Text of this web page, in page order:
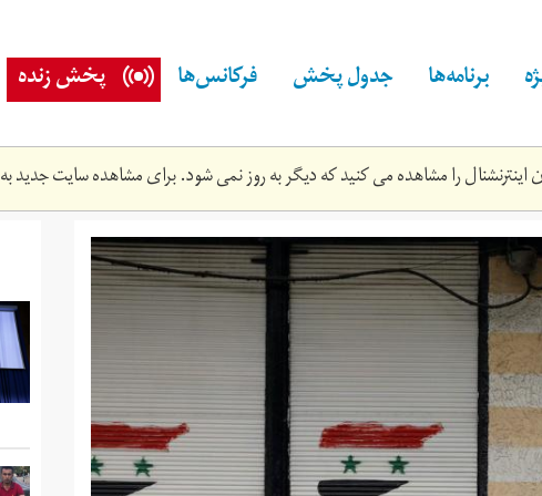
برنامه‌ها جدول پخش فرکانس‌ها پخش زنده
را مشاهده می کنید که دیگر به روز نمی شود. برای مشاهده سایت جدید به